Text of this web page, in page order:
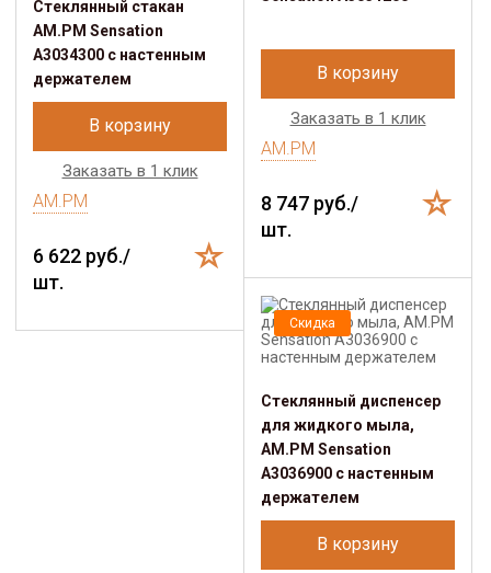
Стеклянный стакан
AM.PM Sensation
A3034300 с настенным
держателем
В корзину
Заказать в 1 клик
AM.PM
6 622 руб./
шт.
В корзину
Заказать в 1 клик
AM.PM
8 747 руб./
шт.
Скидка
Стеклянный диспенсер
для жидкого мыла,
AM.PM Sensation
A3036900 с настенным
держателем
В корзину